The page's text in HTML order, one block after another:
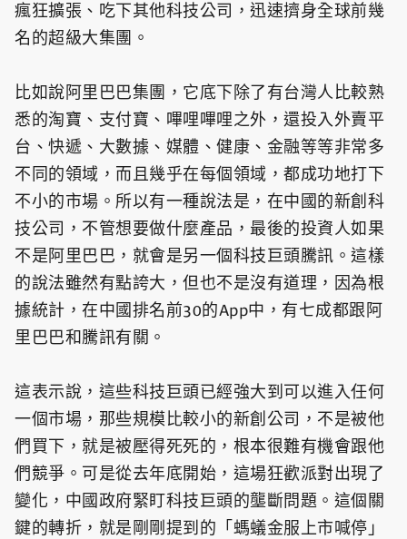
瘋狂擴張、吃下其他科技公司，迅速擠身全球前幾
名的超級大集團。
比如說阿里巴巴集團，它底下除了有台灣人比較熟
悉的淘寶、支付寶、嗶哩嗶哩之外，還投入外賣平
台、快遞、大數據、媒體、健康、金融等等非常多
不同的領域，而且幾乎在每個領域，都成功地打下
不小的市場。所以有一種說法是，在中國的新創科
技公司，不管想要做什麼產品，最後的投資人如果
不是阿里巴巴，就會是另一個科技巨頭騰訊。這樣
的說法雖然有點誇大，但也不是沒有道理，因為根
據統計，在中國排名前30的App中，有七成都跟阿
里巴巴和騰訊有關。
這表示說，這些科技巨頭已經強大到可以進入任何
一個市場，那些規模比較小的新創公司，不是被他
們買下，就是被壓得死死的，根本很難有機會跟他
們競爭。可是從去年底開始，這場狂歡派對出現了
變化，中國政府緊盯科技巨頭的壟斷問題。這個關
鍵的轉折，就是剛剛提到的「螞蟻金服上市喊停」